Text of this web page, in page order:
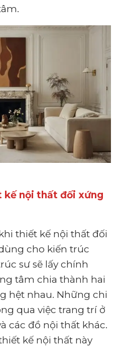
nội thất đối xứng
thiết kế nội thất đối
cho kiến trúc
sư sẽ lấy chính
tâm chia thành hai
hệt nhau. Những chi
qua việc trang trí ở
các đồ nội thất khác.
kế nội thất này